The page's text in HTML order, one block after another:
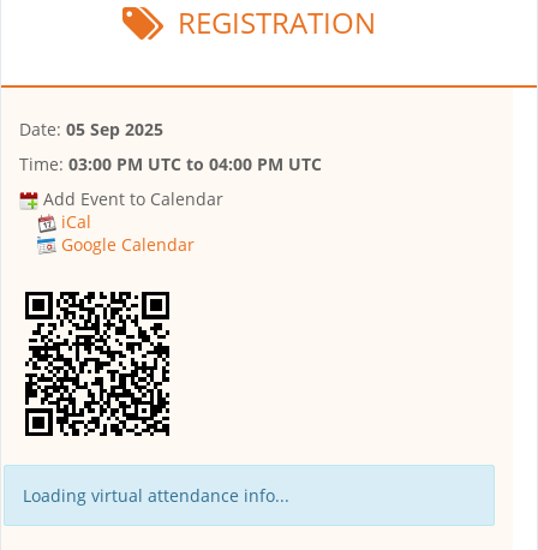
REGISTRATION
Date: 05 Sep 2025
Time: 03:00 PM UTC to 04:00 PM UTC
Add Event to Calendar
iCal
Google Calendar
Loading virtual attendance info...